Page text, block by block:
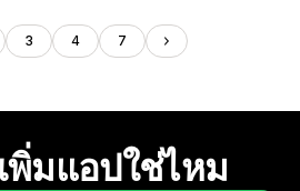
3 4 7
พิ่มแอปใช่ไหม